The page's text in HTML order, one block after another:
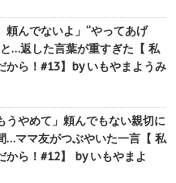
頼んでないよ」“やってあげ
…返した言葉が重すぎた【 私
から！#13】by いもやまようみ
うやめて」頼んでもない親切に
…ママ友がつぶやいた一言【 私
から！#12】 by いもやまよ